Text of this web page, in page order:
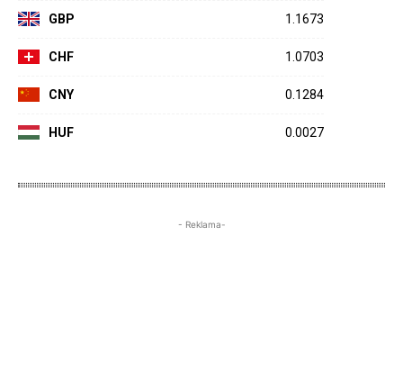
GBP 1.1673
CHF 1.0703
CNY 0.1284
HUF 0.0027
- Reklama-